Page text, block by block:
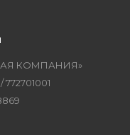
КОМПАНИЯ»